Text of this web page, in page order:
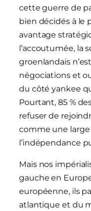
cette guerre de
bien décidés à
avantage
l’accoutumée, la
groenlandais
négociations et
du côté yankee
Pourtant, 85 %
refuser de
comme une large
l’indépendance
Mais nos
gauche en
européenne, ils
atlantique et du